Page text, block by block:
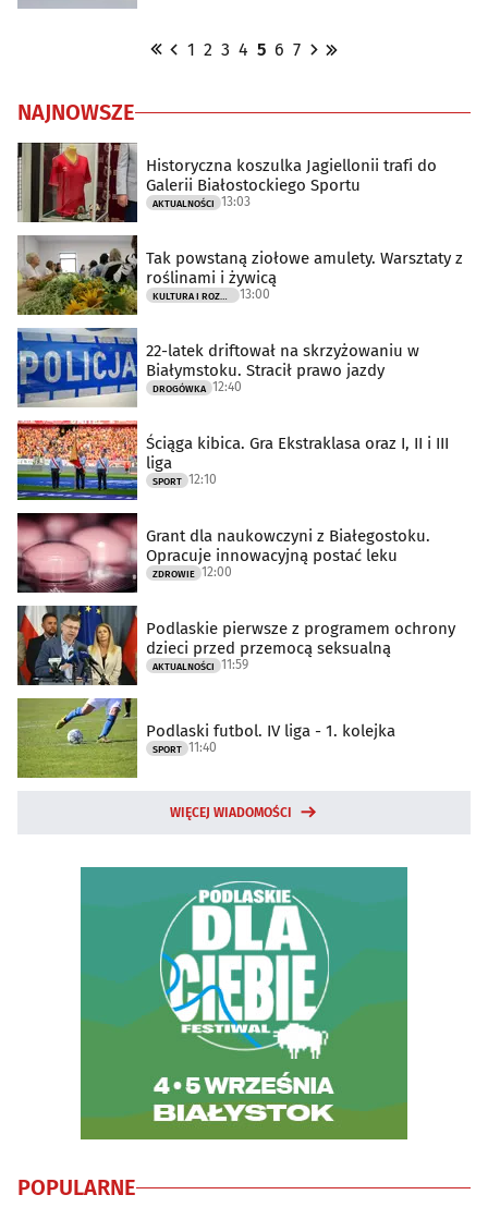
1 2 3 4 5 6 7
NAJNOWSZE
Historyczna koszulka Jagiellonii trafi do
Galerii Białostockiego Sportu
AKTUALNOŚCI 13:03
Tak powstaną ziołowe amulety. Warsztaty z
roślinami i żywicą
13:00
22-latek driftował na skrzyżowaniu w
Białymstoku. Stracił prawo jazdy
DROGÓWKA 12:40
Ściąga kibica. Gra Ekstraklasa oraz I, II i III
liga
SPORT 12:10
Grant dla naukowczyni z Białegostoku.
Opracuje innowacyjną postać leku
ZDROWIE 12:00
Podlaskie pierwsze z programem ochrony
dzieci przed przemocą seksualną
AKTUALNOŚCI 11:59
Podlaski futbol. IV liga - 1. kolejka
SPORT 11:40
WIĘCEJ WIADOMOŚCI
POPULARNE